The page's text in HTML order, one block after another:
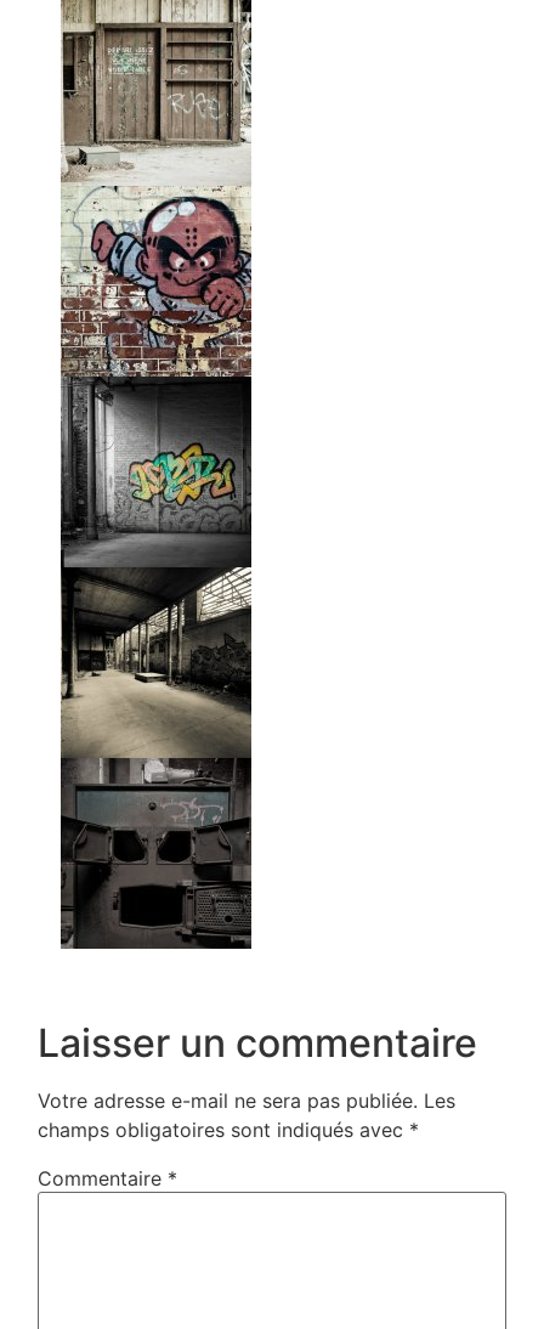
Laisser un commentaire
Votre adresse e-mail ne sera pas publiée. Les
champs obligatoires sont indiqués avec *
Commentaire *